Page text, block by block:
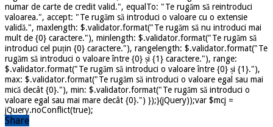
numar de carte de credit valid.", equalTo: "Te rugăm să reintroduci
valoarea.", accept: "Te rugăm să introduci o valoare cu o extensie
validă.", maxlength: $.validator.format("Te rugăm să nu introduci mai
mult de {0} caractere."), minlength: $.validator.format("Te rugăm să
introduci cel puțin {0} caractere."), rangelength: $.validator.format("Te
rugăm să introduci o valoare între {0} și {1} caractere."), range:
$.validator.format("Te rugăm să introduci o valoare între {0} și {1}."),
max: $.validator.format("Te rugăm să introduci o valoare egal sau mai
mică decât {0}."), min: $.validator.format("Te rugăm să introduci o
valoare egal sau mai mare decât {0}.") });}(jQuery));var $mcj =
jQuery.noConflict(true);
Share